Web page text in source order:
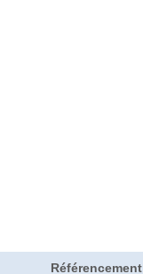
Référencement